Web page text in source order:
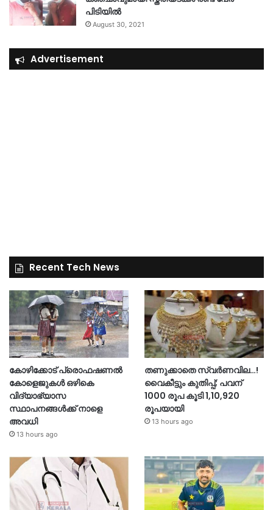
പിടിയിൽ
August 30, 2021
Advertisement
Recent Tech News
കോഴിക്കോട് പ്രൊഫഷണൽ
കോളെജുകൾ ഒഴികെ
വിദ്യാഭ്യാസ
സ്ഥാപനങ്ങൾക്ക് നാളെ
അവധി
13 hours ago
തണുക്കാതെ സ്വർണവില…!
വൈകീട്ടും കുതിപ്പ്; പവന്
1000 രൂപ കൂടി 1,10,920
രൂപയായി
13 hours ago